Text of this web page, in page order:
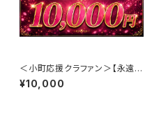
＜小町応援クラファン＞【永遠の
記憶】ライブ＆メイキング映像プ
ラン
¥10,000